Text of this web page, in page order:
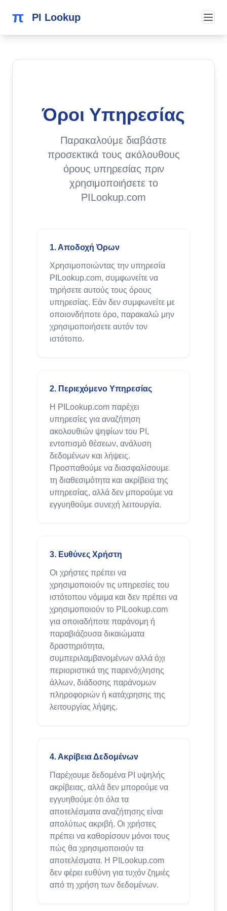
π PI Lookup
Όροι Υπηρεσίας
Παρακαλούμε διαβάστε
προσεκτικά τους ακόλουθους
όρους υπηρεσίας πριν
χρησιμοποιήσετε το
PILookup.com
1. Αποδοχή Όρων
Χρησιμοποιώντας την υπηρεσία
PILookup.com, συμφωνείτε να
τηρήσετε αυτούς τους όρους
υπηρεσίας. Εάν δεν συμφωνείτε με
οποιονδήποτε όρο, παρακαλώ μην
χρησιμοποιήσετε αυτόν τον
ιστότοπο.
2. Περιεχόμενο Υπηρεσίας
Η PILookup.com παρέχει
υπηρεσίες για αναζήτηση
ακολουθιών ψηφίων του PI,
εντοπισμό θέσεων, ανάλυση
δεδομένων και λήψεις.
Προσπαθούμε να διασφαλίσουμε
τη διαθεσιμότητα και ακρίβεια της
υπηρεσίας, αλλά δεν μπορούμε να
εγγυηθούμε συνεχή λειτουργία.
3. Ευθύνες Χρήστη
Οι χρήστες πρέπει να
χρησιμοποιούν τις υπηρεσίες του
ιστότοπου νόμιμα και δεν πρέπει να
χρησιμοποιούν το PILookup.com
για οποιαδήποτε παράνομη ή
παραβιάζουσα δικαιώματα
δραστηριότητα,
συμπεριλαμβανομένων αλλά όχι
περιοριστικά της παρενόχλησης
άλλων, διάδοσης παράνομων
πληροφοριών ή κατάχρησης της
λειτουργίας λήψης.
4. Ακρίβεια Δεδομένων
Παρέχουμε δεδομένα PI υψηλής
ακρίβειας, αλλά δεν μπορούμε να
εγγυηθούμε ότι όλα τα
αποτελέσματα αναζήτησης είναι
απολύτως ακριβή. Οι χρήστες
πρέπει να καθορίσουν μόνοι τους
πώς θα χρησιμοποιούν τα
αποτελέσματα. Η PILookup.com
δεν φέρει ευθύνη για τυχόν ζημιές
από τη χρήση των δεδομένων.